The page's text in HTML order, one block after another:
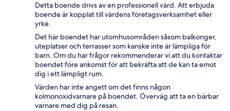
Detta boende drivs av en professionell värd. Att erbjuda
boende är kopplat till värdens företagsverksamhet eller
yrke.
Det här boendet har utomhusområden såsom balkonger,
uteplatser och terrasser som kanske inte är lämpliga för
barn. Om du har frågor rekommenderar vi att du kontaktar
boendet före ankomst för att bekräfta att de kan ta emot
dig i ett lämpligt rum.
Värden har inte angett om det finns någon
kolmonoxidvarnare på boendet. Överväg att ta en bärbar
varnare med dig på resan.